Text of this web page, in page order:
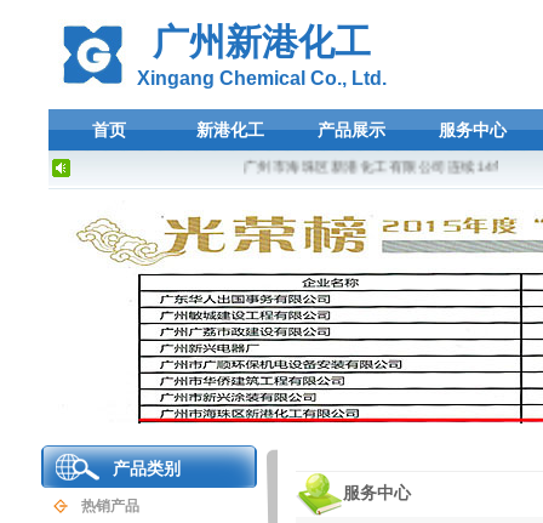
广州新港化工
Xingang Chemical Co., Ltd.
首页 新港化工 产品展示 服务中心
广州市海珠区新港化工有限公司连续14年荣登
产品类别
热销产品
服务中心